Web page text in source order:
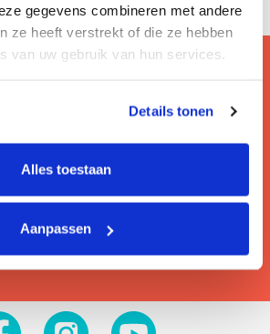
gegevens combineren met andere
ze heeft verstrekt of die ze hebben
van uw gebruik van hun services.
Details tonen
Alles toestaan
Aanpassen
Bezoek onze faq!
vragen van onze
gebruikers.